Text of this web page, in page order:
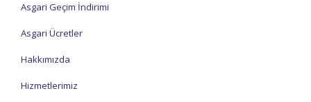
Asgari Geçim İndirimi
Asgari Ücretler
Hakkımızda
Hizmetlerimiz